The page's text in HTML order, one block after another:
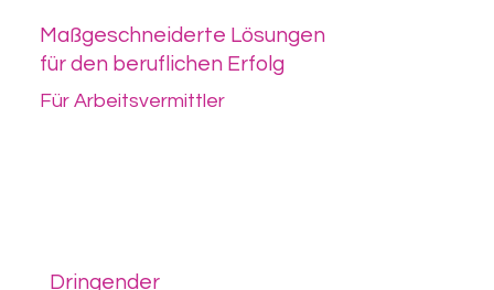
Maßgeschneiderte Lösungen
für den beruflichen Erfolg
Für Arbeitsvermittler
Dringender